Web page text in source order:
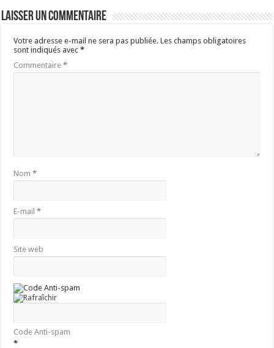
Laisser un commentaire
Votre adresse e-mail ne sera pas publiée. Les champs obligatoires
sont indiqués avec*
Commentaire*
Nom*
E-mail*
Site web
Code Anti-spam
*